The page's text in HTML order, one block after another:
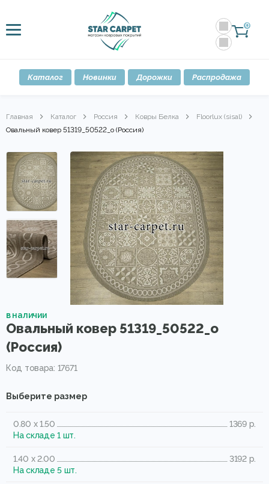
0
Каталог Новинки Дорожки Распродажа
Главная Каталог Россия Ковры Белка
Floorlux (sisal)
Овальный ковер 51319_50522_o (Россия)
в наличии
Овальный ковер 51319_50522_o
(Россия)
Код товара: 17671
Выберите размер
0.80 x 1.50
1369 р.
На складе 1 шт.
1.40 x 2.00
3192 р.
На складе 5 шт.